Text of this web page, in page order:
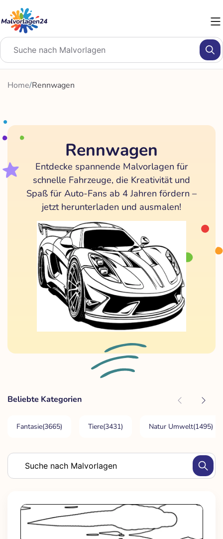
Inhalt
springen
Home/Rennwagen
Rennwagen
Entdecke spannende Malvorlagen für
schnelle Fahrzeuge, die Kreativität und
Spaß für Auto-Fans ab 4 Jahren fördern –
jetzt herunterladen und ausmalen!
Beliebte Kategorien
Fantasie(3665) Tiere(3431) Natur Umwelt(1495)